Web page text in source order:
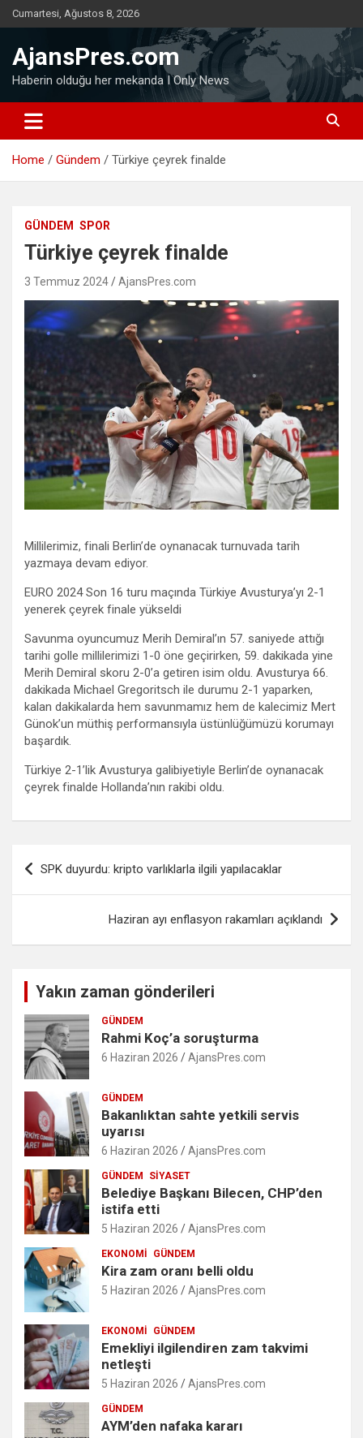
Skip
to
Cumartesi, Ağustos 8, 2026
AjansPres.com
Haberin olduğu her mekanda I Only News
Home Gündem Türkiye çeyrek finalde
GÜNDEM SPOR
Türkiye çeyrek finalde
3 Temmuz 2024 AjansPres.com
Millilerimiz, finali Berlin’de oynanacak turnuvada tarih
yazmaya devam ediyor.
EURO 2024 Son 16 turu maçında Türkiye Avusturya’yı 2-1
yenerek çeyrek finale yükseldi
Savunma oyuncumuz Merih Demiral’ın 57. saniyede attığı
tarihi golle millilerimizi 1-0 öne geçirirken, 59. dakikada yine
Merih Demiral skoru 2-0’a getiren isim oldu. Avusturya 66.
dakikada Michael Gregoritsch ile durumu 2-1 yaparken,
kalan dakikalarda hem savunmamız hem de kalecimiz Mert
Günok’un müthiş performansıyla üstünlüğümüzü korumayı
başardık.
Türkiye 2-1’lik Avusturya galibiyetiyle Berlin’de oynanacak
çeyrek finalde Hollanda’nın rakibi oldu.
Yazı
gezinmesi
SPK duyurdu: kripto varlıklarla ilgili yapılacaklar
Haziran ayı enflasyon rakamları açıklandı
Yakın zaman gönderileri
GÜNDEM
Rahmi Koç’a soruşturma
6 Haziran 2026 AjansPres.com
GÜNDEM
Bakanlıktan sahte yetkili servis
uyarısı
6 Haziran 2026 AjansPres.com
GÜNDEM SIYASET
Belediye Başkanı Bilecen, CHP’den
istifa etti
5 Haziran 2026 AjansPres.com
EKONOMI GÜNDEM
Kira zam oranı belli oldu
5 Haziran 2026 AjansPres.com
EKONOMI GÜNDEM
Emekliyi ilgilendiren zam takvimi
netleşti
5 Haziran 2026 AjansPres.com
GÜNDEM
AYM’den nafaka kararı